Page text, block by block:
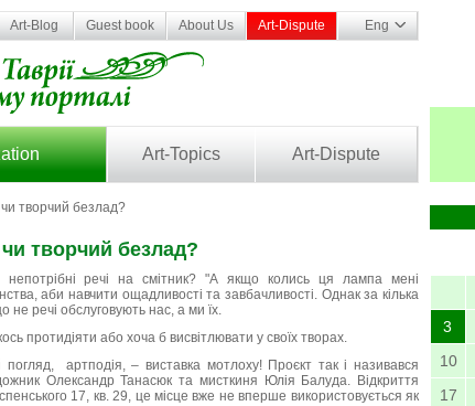
Art-Blog Guest book About Us Art-Dispute Eng
Art-Topics Art-Dispute
3
10
17
творчий безлад?
творчий безлад?
речі на смітник? "А якщо колись ця лампа мені
аби навчити ощадливості та завбачливості. Однак за кілька
не речі обслуговують нас, а ми їх.
протидіяти або хоча б висвітлювати у своїх творах.
артподія, – виставка мотлоху! Проєкт так і називався
Олександр Танасюк та мисткиня Юлія Балуда. Відкриття
17, кв. 29, це місце вже не вперше використовується як